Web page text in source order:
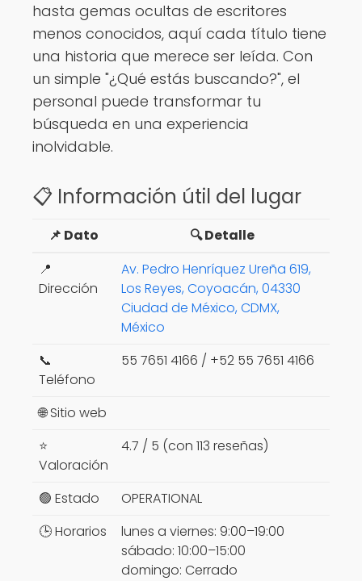
hasta gemas ocultas de escritores
menos conocidos, aquí cada título tiene
una historia que merece ser leída. Con
un simple "¿Qué estás buscando?", el
personal puede transformar tu
búsqueda en una experiencia
inolvidable.
📋 Información útil del lugar
📌 Dato
🔍 Detalle
📍
Dirección
Av. Pedro Henríquez Ureña 619,
Los Reyes, Coyoacán, 04330
Ciudad de México, CDMX,
México
📞
Teléfono
55 7651 4166 / +52 55 7651 4166
🌐 Sitio web
⭐
Valoración
4.7 / 5 (con 113 reseñas)
🟢 Estado
OPERATIONAL
🕒 Horarios
lunes a viernes: 9:00–19:00
sábado: 10:00–15:00
domingo: Cerrado